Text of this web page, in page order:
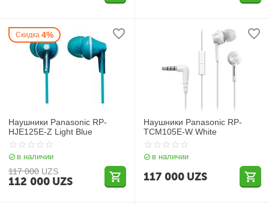
Скидка 4%
Наушники Panasonic RP-
HJE125E-Z Light Blue
в наличии
117 000 UZS
112 000 UZS
Наушники Panasonic RP-
TCM105E-W White
в наличии
117 000 UZS